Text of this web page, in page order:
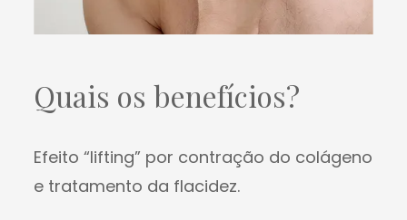
Quais os benefícios?
Efeito “lifting” por contração do colágeno
e tratamento da flacidez.